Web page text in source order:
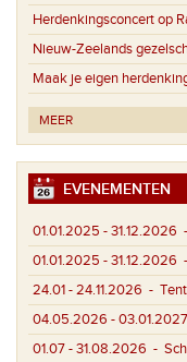
Herdenkingsconcert op
Nieuw-Zeelands
Maak je eigen
MEER
EVENEMENTEN
01.01.2025 - 31.12.2026
01.01.2025 - 31.12.2026
24.01 - 24.11.2026 -
04.05.2026 - 03.01.2027
01.07 - 31.08.2026 -